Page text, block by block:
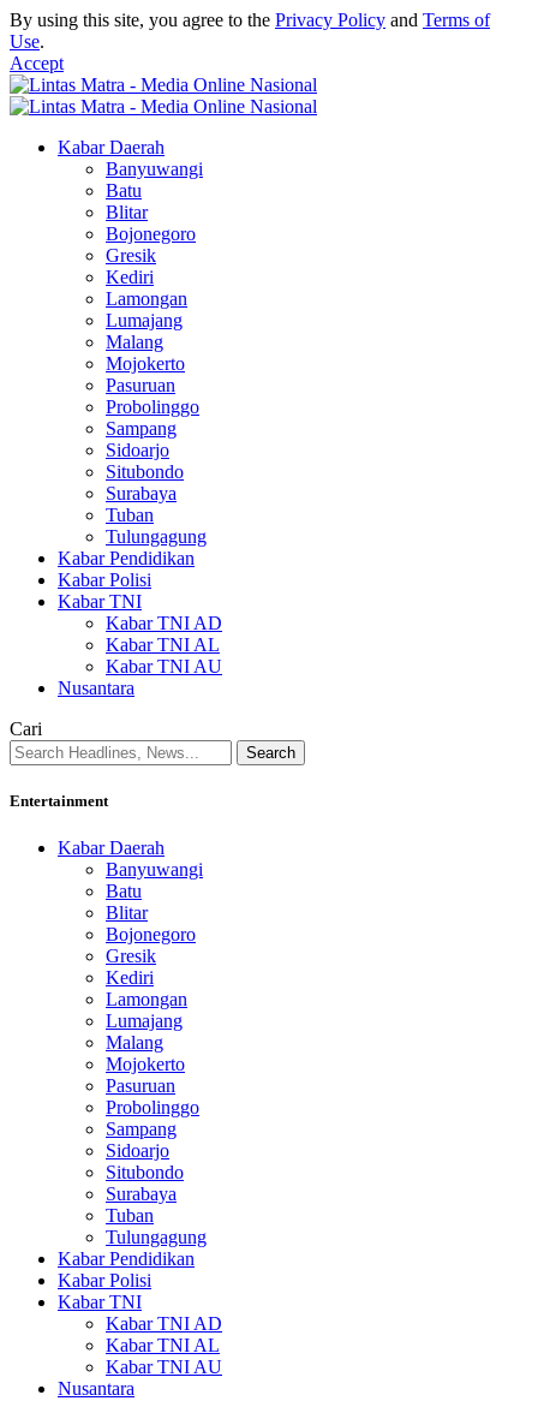
By using this site, you agree to the Privacy Policy and Terms of
Use.
Accept
Kabar Daerah
Banyuwangi
Batu
Blitar
Bojonegoro
Gresik
Kediri
Lamongan
Lumajang
Malang
Mojokerto
Pasuruan
Probolinggo
Sampang
Sidoarjo
Situbondo
Surabaya
Tuban
Tulungagung
Kabar Pendidikan
Kabar Polisi
Kabar TNI
Kabar TNI AD
Kabar TNI AL
Kabar TNI AU
Nusantara
Cari
Entertainment
Kabar Daerah
Banyuwangi
Batu
Blitar
Bojonegoro
Gresik
Kediri
Lamongan
Lumajang
Malang
Mojokerto
Pasuruan
Probolinggo
Sampang
Sidoarjo
Situbondo
Surabaya
Tuban
Tulungagung
Kabar Pendidikan
Kabar Polisi
Kabar TNI
Kabar TNI AD
Kabar TNI AL
Kabar TNI AU
Nusantara